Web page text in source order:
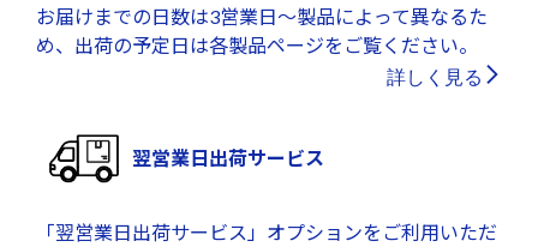
お届けまでの日数は3営業日～製品によって異なるた
め、出荷の予定日は各製品ページをご覧ください。
詳しく見る
翌営業日出荷サービス
「翌営業日出荷サービス」オプションをご利用いただ